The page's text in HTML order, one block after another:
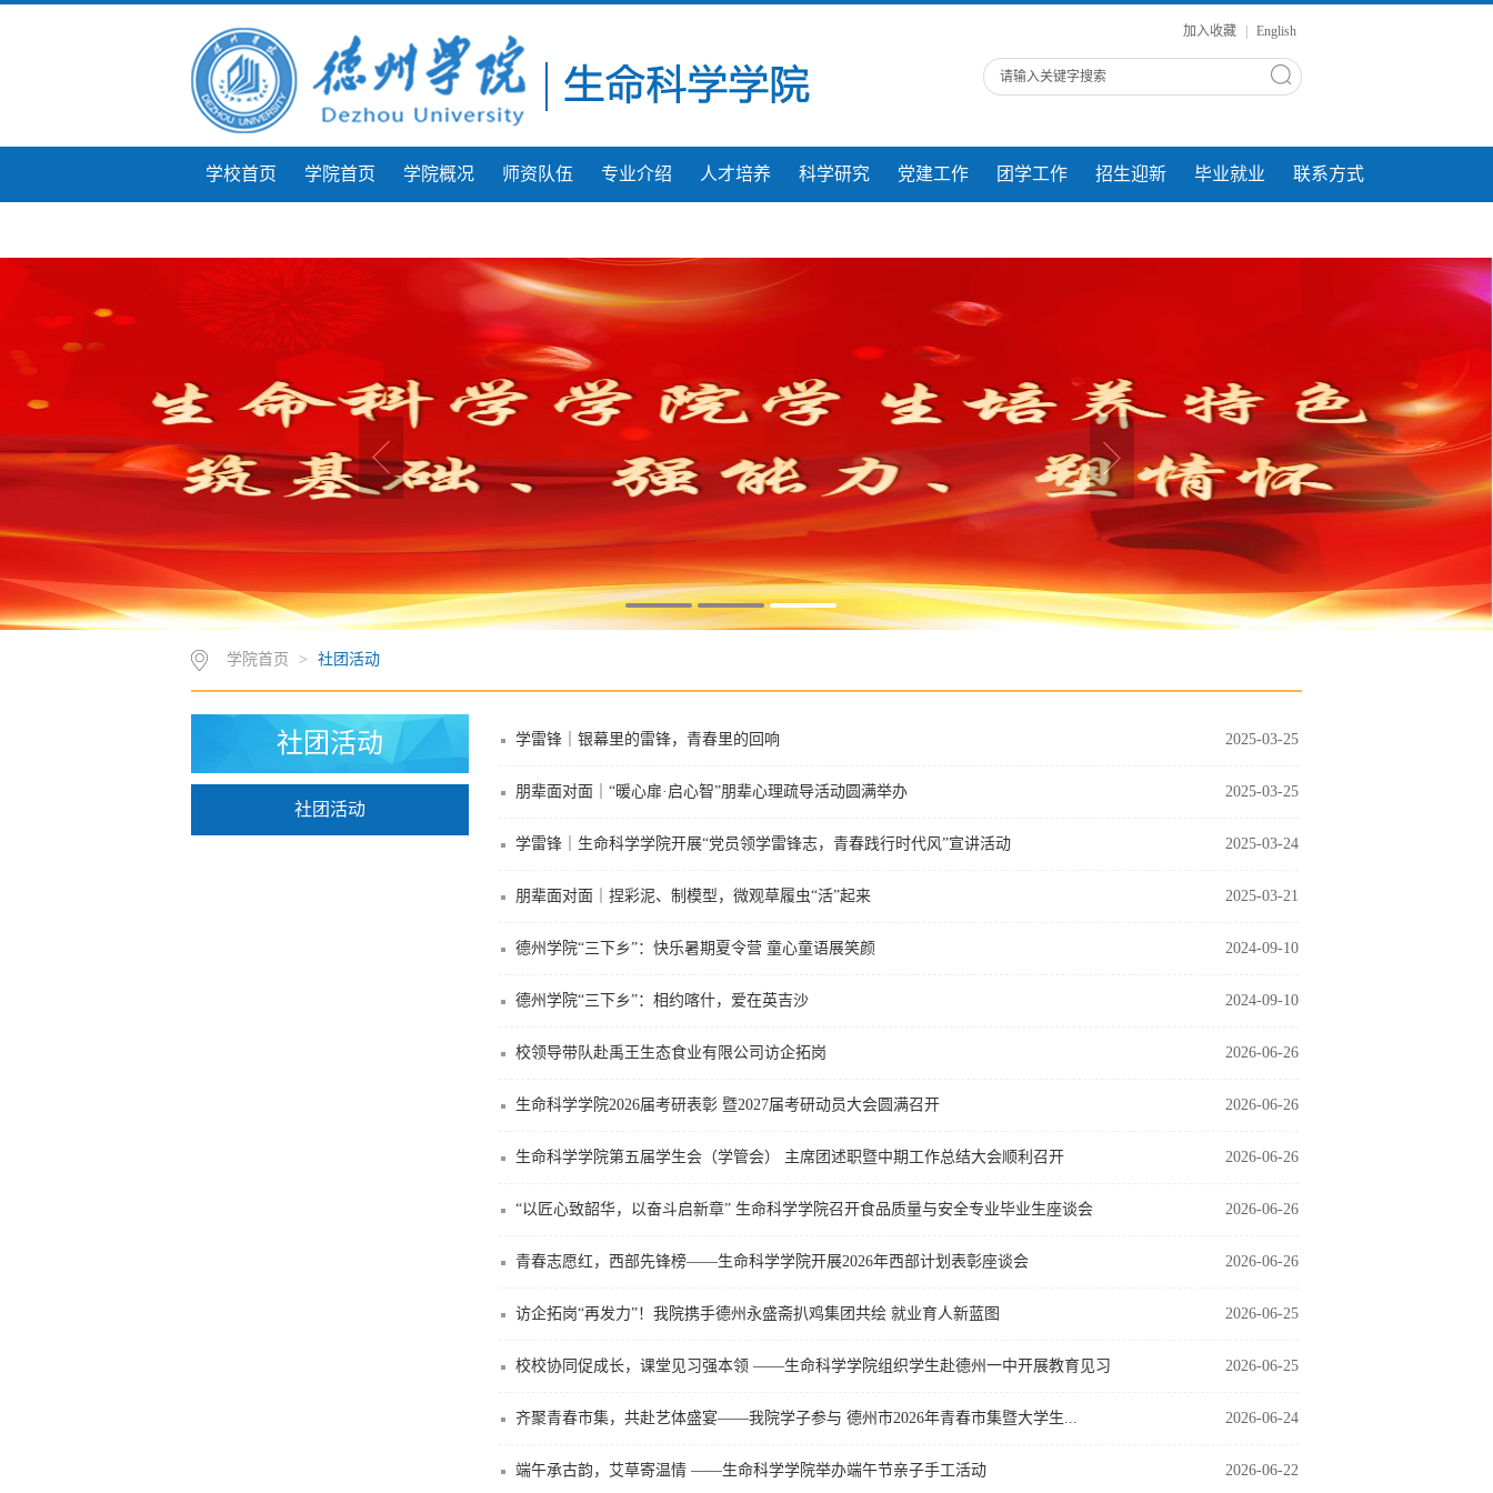
加入收藏 English
学校首页 学院首页 学院概况 师资队伍 专业介绍 人才培养 科学研究 党建工作 团学工作 招生迎新 毕业就业 联系方式
学院首页 > 社团活动
社团活动
社团活动
学雷锋｜银幕里的雷锋，青春里的回响 2025-03-25
朋辈面对面｜“暖心扉·启心智”朋辈心理疏导活动圆满举办 2025-03-25
学雷锋｜生命科学学院开展“党员领学雷锋志，青春践行时代风”宣讲活动 2025-03-24
朋辈面对面｜捏彩泥、制模型，微观草履虫“活”起来 2025-03-21
德州学院“三下乡”：快乐暑期夏令营 童心童语展笑颜 2024-09-10
德州学院“三下乡”：相约喀什，爱在英吉沙 2024-09-10
校领导带队赴禹王生态食业有限公司访企拓岗 2026-06-26
生命科学学院2026届考研表彰 暨2027届考研动员大会圆满召开 2026-06-26
生命科学学院第五届学生会（学管会） 主席团述职暨中期工作总结大会顺利召开 2026-06-26
“以匠心致韶华，以奋斗启新章” 生命科学学院召开食品质量与安全专业毕业生座谈会 2026-06-26
青春志愿红，西部先锋榜——生命科学学院开展2026年西部计划表彰座谈会 2026-06-26
访企拓岗“再发力”！我院携手德州永盛斋扒鸡集团共绘 就业育人新蓝图 2026-06-25
校校协同促成长，课堂见习强本领 ——生命科学学院组织学生赴德州一中开展教育见习 2026-06-25
齐聚青春市集，共赴艺体盛宴——我院学子参与 德州市2026年青春市集暨大学生... 2026-06-24
端午承古韵，艾草寄温情 ——生命科学学院举办端午节亲子手工活动 2026-06-22